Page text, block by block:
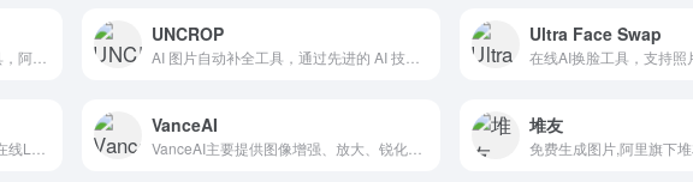
UNCROP Ultra Face Swap
VanceAI 堆友